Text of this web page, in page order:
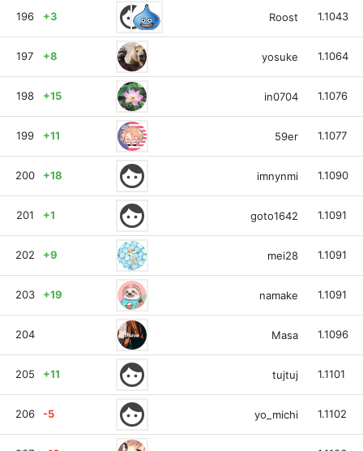
196 +3 face Roost 1.1043
197 +8 yosuke 1.1064
198 +15 in0704 1.1076
199 +11 59er 1.1077
200 +18 face imnynmi 1.1090
201 +1 face goto1642 1.1091
202 +9 mei28 1.1091
203 +19 namake 1.1091
204 Masa 1.1096
205 +11 face tujtuj 1.1101
206 -5 face yo_michi 1.1102